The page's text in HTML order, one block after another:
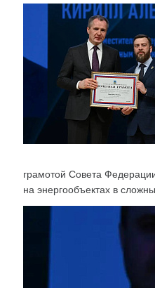
грамотой Совета
на энергообъектах в